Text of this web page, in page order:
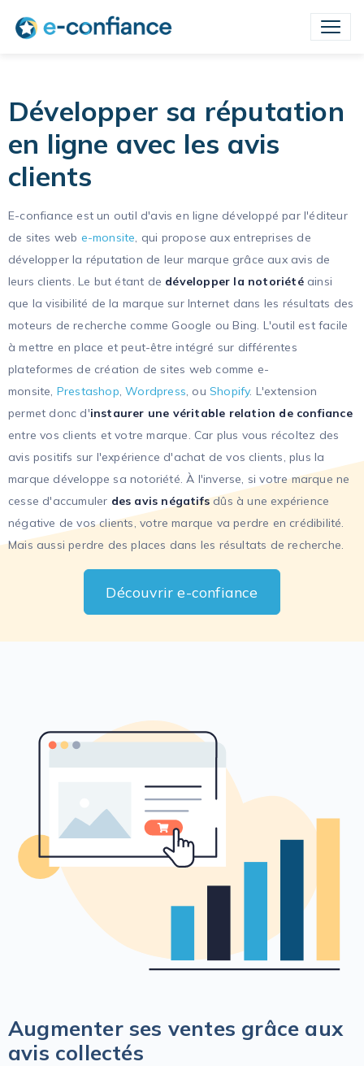
Développer sa réputation
en ligne avec les avis
clients
E-confiance est un outil d'avis en ligne développé par l'éditeur
de sites web e-monsite, qui propose aux entreprises de
développer la réputation de leur marque grâce aux avis de
leurs clients. Le but étant de développer la notoriétéainsi
que la visibilité de la marque sur Internet dans les résultats des
moteurs de recherche comme Google ou Bing. L'outil est facile
à mettre en place et peut-être intégré sur différentes
plateformes de création de sites web comme e-
monsite, Prestashop,Wordpress, ouShopify. L'extension
permet donc d'instaurer une véritable relation de confiance
entre vos clients et votre marque. Car plus vous récoltez des
avis positifs sur l'expérience d'achat de vos clients, plus la
marque développe sa notoriété. À l'inverse, si votre marque ne
cesse d'accumuler des avis négatifsdûs à une expérience
négative de vos clients, votre marque va perdre en crédibilité.
Mais aussi perdre des places dans les résultats de recherche.
Découvrir e-confiance
Augmenter ses ventes grâce aux
avis collectés